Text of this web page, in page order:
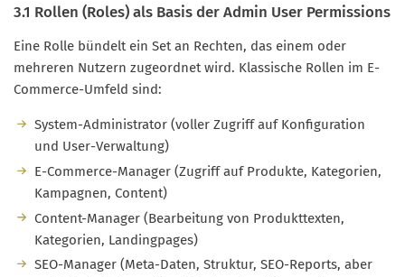
3.1 Rollen (Roles) als Basis der Admin User Permissions
Eine Rolle bündelt ein Set an Rechten, das einem oder
mehreren Nutzern zugeordnet wird. Klassische Rollen im E-
Commerce-Umfeld sind:
System-Administrator (voller Zugriff auf Konfiguration
und User-Verwaltung)
E-Commerce-Manager (Zugriff auf Produkte, Kategorien,
Kampagnen, Content)
Content-Manager (Bearbeitung von Produkttexten,
Kategorien, Landingpages)
SEO-Manager (Meta-Daten, Struktur, SEO-Reports, aber